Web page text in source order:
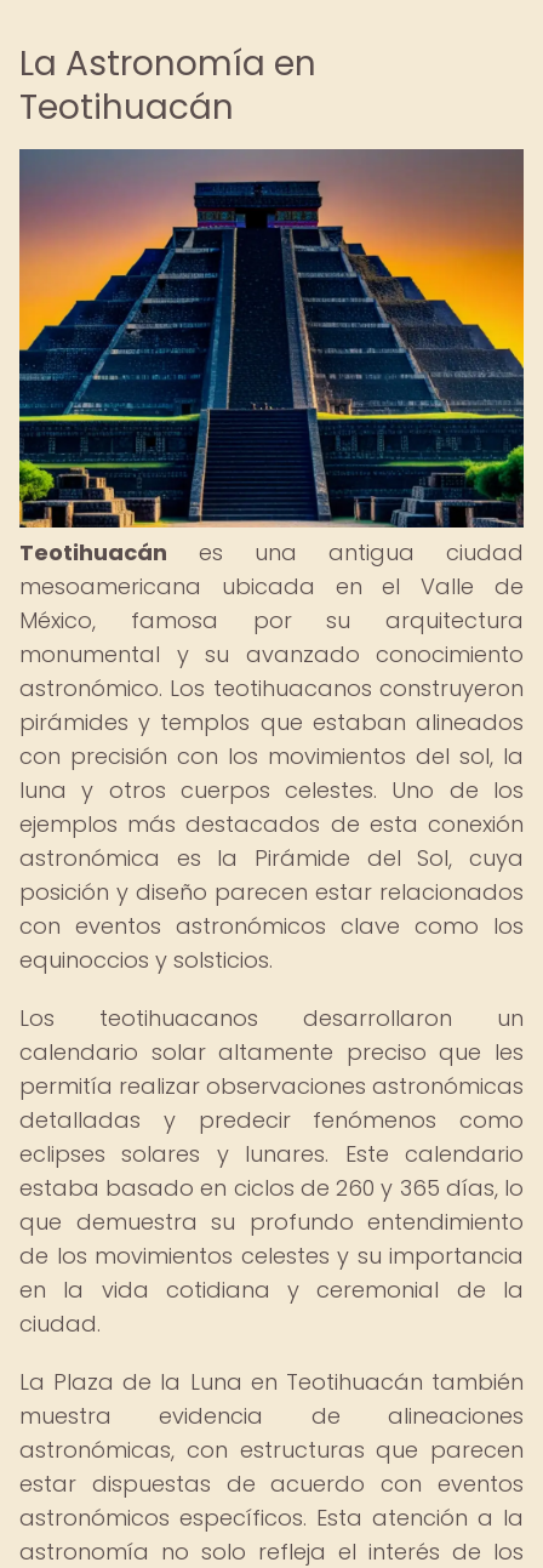
La Astronomía en
Teotihuacán
Teotihuacán es una antigua ciudad
mesoamericana ubicada en el Valle de
México, famosa por su arquitectura
monumental y su avanzado conocimiento
astronómico. Los teotihuacanos construyeron
pirámides y templos que estaban alineados
con precisión con los movimientos del sol, la
luna y otros cuerpos celestes. Uno de los
ejemplos más destacados de esta conexión
astronómica es la Pirámide del Sol, cuya
posición y diseño parecen estar relacionados
con eventos astronómicos clave como los
equinoccios y solsticios.
Los teotihuacanos desarrollaron un
calendario solar altamente preciso que les
permitía realizar observaciones astronómicas
detalladas y predecir fenómenos como
eclipses solares y lunares. Este calendario
estaba basado en ciclos de 260 y 365 días, lo
que demuestra su profundo entendimiento
de los movimientos celestes y su importancia
en la vida cotidiana y ceremonial de la
ciudad.
La Plaza de la Luna en Teotihuacán también
muestra evidencia de alineaciones
astronómicas, con estructuras que parecen
estar dispuestas de acuerdo con eventos
astronómicos específicos. Esta atención a la
astronomía no solo refleja el interés de los